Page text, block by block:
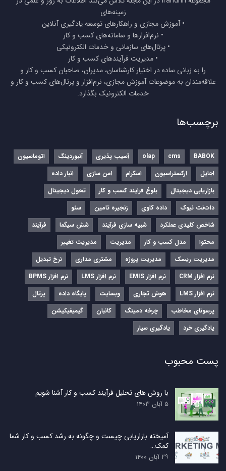
زمینه‌های
• آموزش مجازی و راهکارهای توسعه یادگیری آنلاین
• نرم‌افزارها و سامانه‌های کسب و کار
• پرتال‌های سازمانی و خدمات الکترونیکی
• مدیریت فرآیندهای کسب و کار
را به زبانی ساده در اختیار کارشناسان، مدیران، صاحبان کسب و کار و
علاقه‌مندان به موضوعات آموزش مجازی، نرم‌افزار و پرتال‌های کسب و کار و
خدمات الکترونیک بگذارد.
برچسب‌ها
BABOK
cms
olap آسیب پذیری آنبوردینگ
اتوماسیون
اجایل
ارکستراسیون اسکرام امن سازی
انبار داده
بازاریابی دیجیتال
بلوغ فرایند کسب و کار
تحول دیجیتال
دات‌نت نیوک
داده کاوی زنجیره تامین
سئو
شاخص کلیدی عملکرد
شبیه سازی فرآیند شش سیگما
فرآیند
محتوا
مدل کسب و کار مدیریت
مدیریت تغییر
مدیریت ریسک
مدیریت پروژه مشتری مداری
نرخ تبدیل
نرم‌ افزار CRM
نرم‌ افزار EMIS نرم‌ افزار LMS
نرم افزار BPMS
نرم افزار LMS
هوش تجاری وبسایت پایگاه داده
پرتال
پرسونای مخاطب
چرخه دمینگ کانبان
گیمیفیکیشن
یادگیری خرد
یادگیری سیار
پست محبوب
با روش های تحلیل فرآیند کسب و کار آشنا شویم
۵ آبان ۱۴۰۳
آمیخته بازاریابی چیست و چگونه به رشد کسب و کار شما
کمک…
۲۹ آبان ۱۴۰۰